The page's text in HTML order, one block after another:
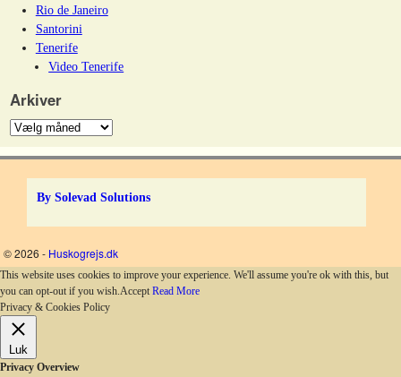
Rio de Janeiro
Santorini
Tenerife
Video Tenerife
Arkiver
By Solevad Solutions
© 2026 - Huskogrejs.dk
This website uses cookies to improve your experience. We'll assume you're ok with this, but
you can opt-out if you wish. Accept Read More
Privacy & Cookies Policy
Luk
Privacy Overview